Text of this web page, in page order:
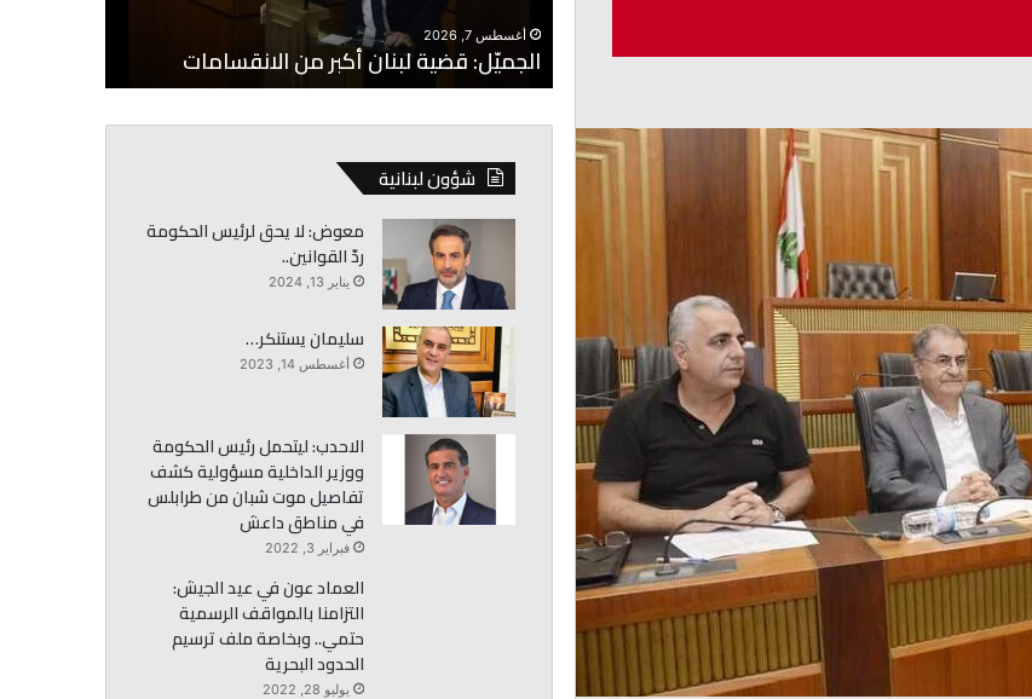
حديثة
أغسطس 7, 2026
الجميّل: قضية لبنان أكبر من الانقسامات
شؤون لبنانية
معوض: لا يحق لرئيس الحكومة
ردّ القوانين..
يناير 13, 2024
سليمان يستنكر…
أغسطس 14, 2023
الاحدب: ليتحمل رئيس الحكومة
ووزير الداخلية مسؤولية كشف
تفاصيل موت شبان من طرابلس
في مناطق داعش
فبراير 3, 2022
العماد عون في عيد الجيش:
التزامنا بالمواقف الرسمية
حتمي.. وبخاصة ملف ترسيم
الحدود البحرية
يوليو 28, 2022